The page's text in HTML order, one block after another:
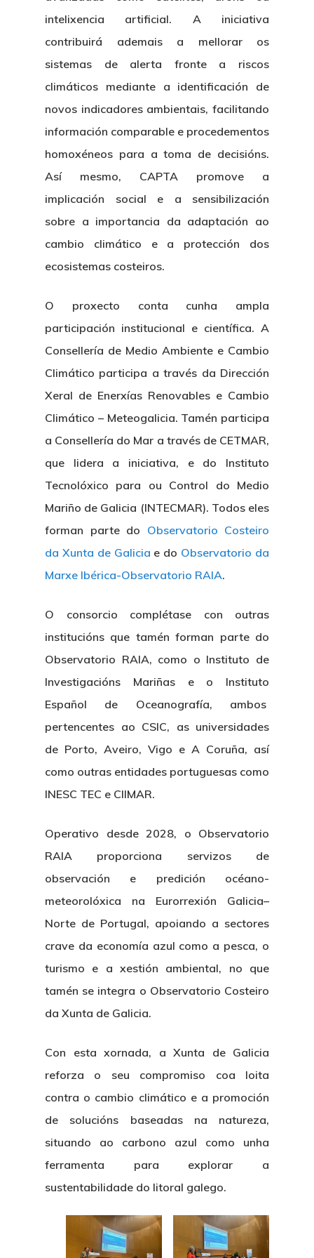
intelixencia artificial. A iniciativa
contribuirá ademais a mellorar os
sistemas de alerta fronte a riscos
climáticos mediante a identificación de
novos indicadores ambientais, facilitando
información comparable e procedementos
homoxéneos para a toma de decisións.
Así mesmo, CAPTA promove a
implicación social e a sensibilización
sobre a importancia da adaptación ao
cambio climático e a protección dos
ecosistemas costeiros.
O proxecto conta cunha ampla
participación institucional e científica. A
Consellería de Medio Ambiente e Cambio
Climático participa a través da Dirección
Xeral de Enerxías Renovables e Cambio
Climático – Meteogalicia. Tamén participa
a Consellería do Mar a través de CETMAR,
que lidera a iniciativa, e do Instituto
Tecnolóxico para ou Control do Medio
Mariño de Galicia (INTECMAR). Todos eles
forman parte do Observatorio Costeiro
da Xunta de Galicia e do Observatorio da
Marxe Ibérica-Observatorio RAIA.
O consorcio complétase con outras
institucións que tamén forman parte do
Observatorio RAIA, como o Instituto de
Investigacións Mariñas e o Instituto
Español de Oceanografía, ambos
pertencentes ao CSIC, as universidades
de Porto, Aveiro, Vigo e A Coruña, así
como outras entidades portuguesas como
INESC TEC e CIIMAR.
Operativo desde 2028, o Observatorio
RAIA proporciona servizos de
observación e predición océano-
meteorolóxica na Eurorrexión Galicia–
Norte de Portugal, apoiando a sectores
crave da economía azul como a pesca, o
turismo e a xestión ambiental, no que
tamén se integra o Observatorio Costeiro
da Xunta de Galicia.
Con esta xornada, a Xunta de Galicia
reforza o seu compromiso coa loita
contra o cambio climático e a promoción
de solucións baseadas na natureza,
situando ao carbono azul como unha
ferramenta para explorar a
sustentabilidade do litoral galego.
About Us
Organization
Who’s Who?
News &